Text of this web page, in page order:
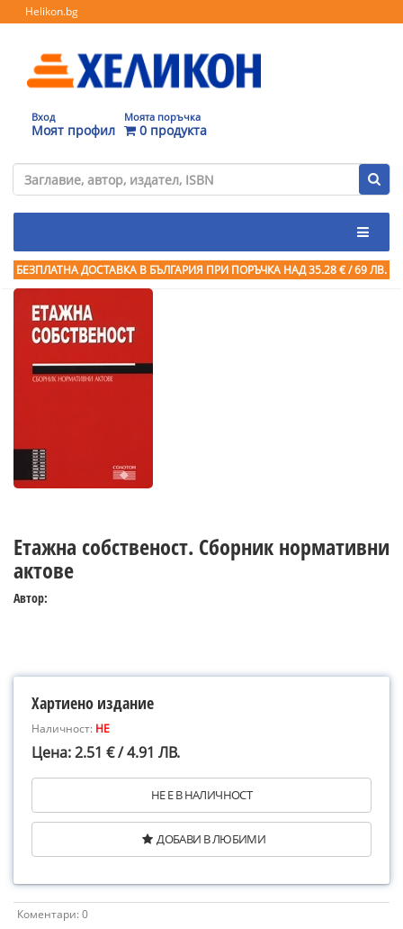
Helikon.bg
Вход
Моят профил
Моята поръчка
0 продукта
БЕЗПЛАТНА ДОСТАВКА В БЪЛГАРИЯ ПРИ ПОРЪЧКА НАД 35.28 € / 69 ЛВ.
Етажна собственост. Сборник нормативни
актове
Автор:
Хартиено издание
Наличност: НЕ
Цена: 2.51 € / 4.91 ЛВ.
НЕ Е В НАЛИЧНОСТ
ДОБАВИ В ЛЮБИМИ
Коментари: 0